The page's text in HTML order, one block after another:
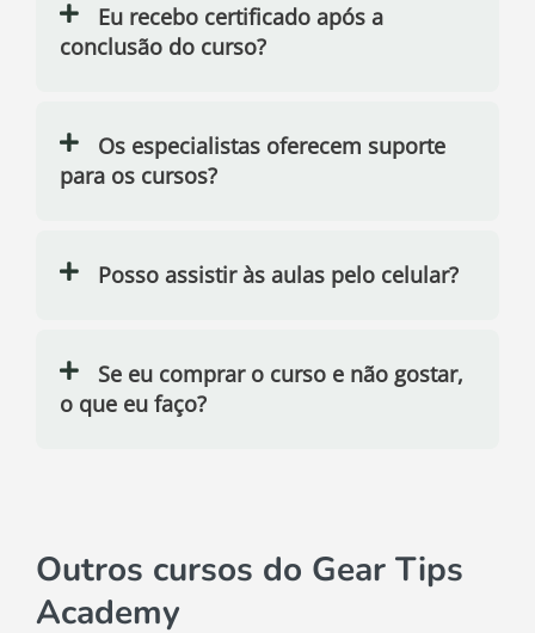
Eu recebo certificado após a
conclusão do curso?
Os especialistas oferecem suporte
para os cursos?
Posso assistir às aulas pelo celular?
Se eu comprar o curso e não gostar,
o que eu faço?
Outros cursos do Gear Tips
Academy